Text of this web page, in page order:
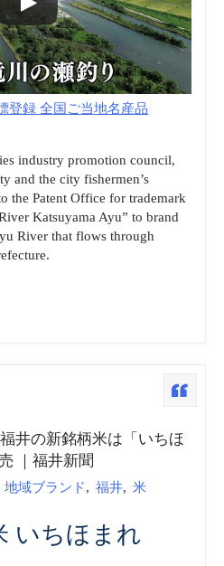
登録 全国ご当地名産品
industry promotion council,
and the city fishermen’s
the Patent Office for trademark
Katsuyama Ayu” to brand
River that flows through
井の新銘柄米は「いちほ
｜福井新聞
地域ブランド, 福井, 米
いちほまれ